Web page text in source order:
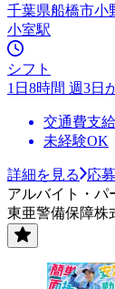
千葉県船橋市小
小室駅
シフト
1日8時間 週3日
交通費支給
未経験OK
詳細を見る
応
アルバイト・パ
東亜警備保障株